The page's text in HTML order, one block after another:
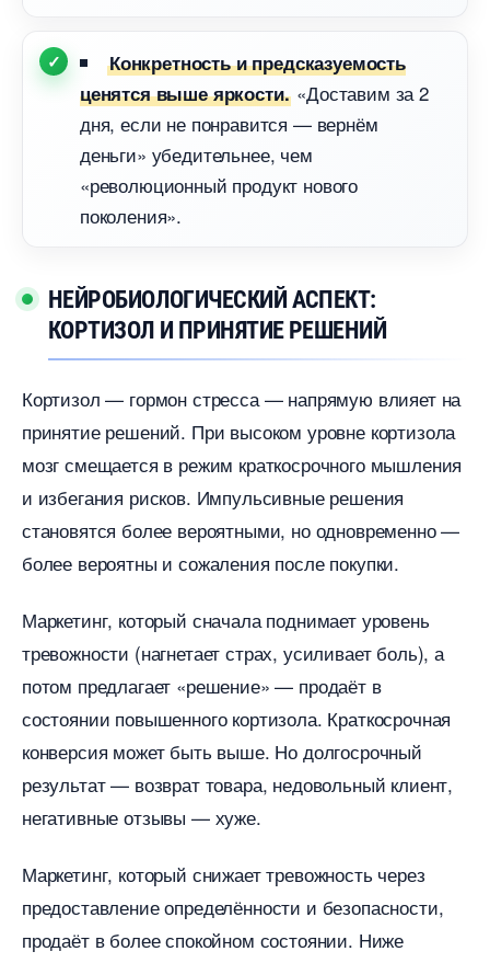
Конкретность и предсказуемость
ценятся выше яркости. «Доставим за 2
дня, если не понравится — вернём
деньги» убедительнее, чем
«революционный продукт нового
поколения».
НЕЙРОБИОЛОГИЧЕСКИЙ АСПЕКТ:
КОРТИЗОЛ И ПРИНЯТИЕ РЕШЕНИЙ
Кортизол — гормон стресса — напрямую влияет на
принятие решений. При высоком уровне кортизола
мозг смещается в режим краткосрочного мышления
и избегания рисков. Импульсивные решения
становятся более вероятными, но одновременно —
олее вероятны и сожаления после покупки.
Маркетинг, который сначала поднимает уровень
тревожности (нагнетает страх, усиливает боль), а
потом предлагает «решение» — продаёт
состоянии повышенного кортизола. Краткосрочная
конверсия может быть выше. Но долгосрочный
результат — возврат товара, недовольный клиент,
негативные отзывы — хуже.
Маркетинг, который снижает тревожность через
предоставление определённости и безопасности,
продаёт в более спокойном состоянии. Ниже